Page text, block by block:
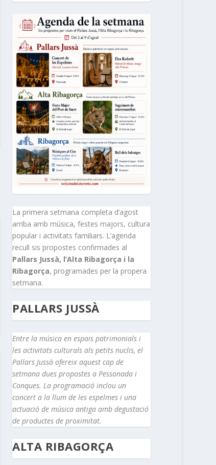
La primera setmana completa d’agost
arriba amb música, festes majors, cultura
popular i activitats familiars. L’agenda
recull sis propostes confirmades al
Pallars Jussà, l’Alta Ribagorça i la
Ribagorça, programades per la propera
setmana.
PALLARS JUSSÀ
Entre la música en espais patrimonials i
les activitats culturals als petits nuclis, el
Pallars Jussà ofereix aquest cap de
setmana dues propostes a Pessonada i
Conques. La programació inclou un
concert a la llum de les espelmes i una
actuació de música antiga amb degustació
de productes de proximitat.
ALTA RIBAGORÇA